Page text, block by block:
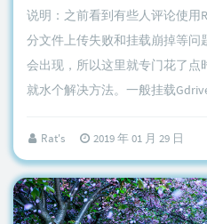
说明：之前看到有些人评论使用
分文件上传失败和挂载崩掉等问
会出现，所以这里就专门花了
就水个解决方法。一般挂载
Rat's 2019 年 01 月 29 日